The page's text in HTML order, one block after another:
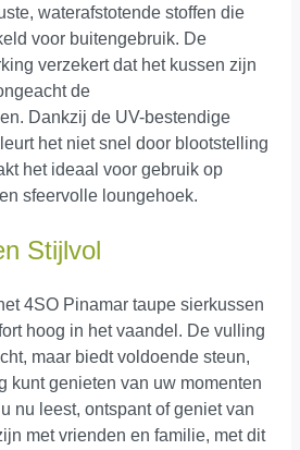
waterafstotende stoffen die
voor buitengebruik. De
verzekert dat het kussen zijn
de
Dankzij de UV-bestendige
het niet snel door blootstelling
het ideaal voor gebruik op
sfeervolle loungehoek.
Stijlvol
4SO Pinamar taupe sierkussen
hoog in het vaandel. De vulling
maar biedt voldoende steun,
kunt genieten van uw momenten
nu leest, ontspant of geniet van
met vrienden en familie, met dit